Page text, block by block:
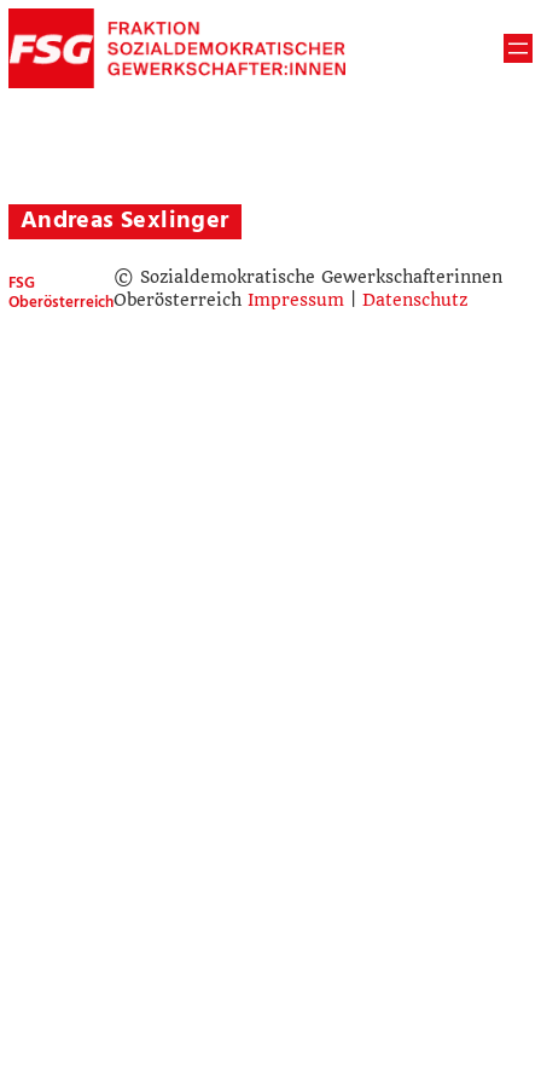
Andreas Sexlinger
FSG
Oberösterreich
© Sozialdemokratische Gewerkschafterinnen
Oberösterreich Impressum| Datenschutz